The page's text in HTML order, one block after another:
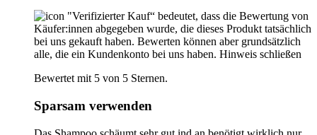
"Verifizierter Kauf“ bedeutet, dass die Bewertung von
Käufer:innen abgegeben wurde, die dieses Produkt tatsächlich
bei uns gekauft haben. Bewerten können aber grundsätzlich
alle, die ein Kundenkonto bei uns haben. Hinweis schließen
Bewertet mit 5 von 5 Sternen.
Sparsam verwenden